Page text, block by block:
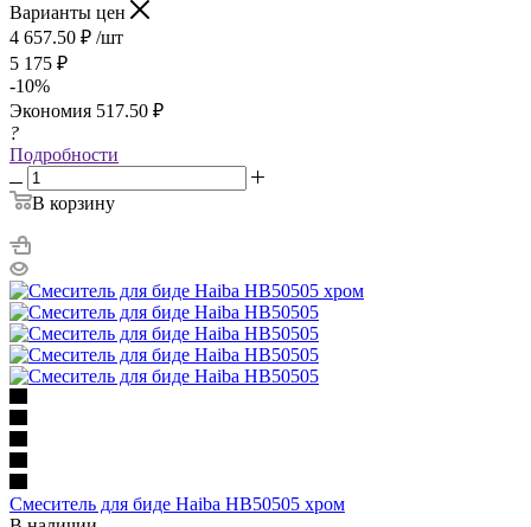
Варианты цен
4 657.50 ₽ /шт
5 175 ₽
-10%
Экономия 517.50 ₽
?
Подробности
В корзину
Смеситель для биде Haiba HB50505 хром